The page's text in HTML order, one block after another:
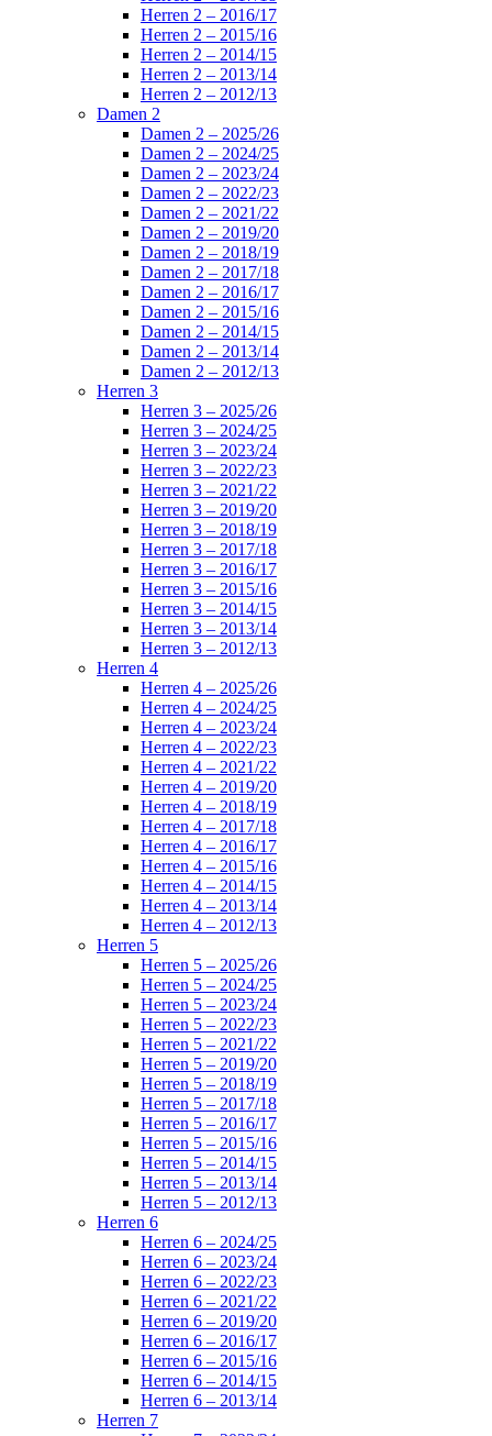
Herren 2 – 2016/17
Herren 2 – 2015/16
Herren 2 – 2014/15
Herren 2 – 2013/14
Herren 2 – 2012/13
Damen 2
Damen 2 – 2025/26
Damen 2 – 2024/25
Damen 2 – 2023/24
Damen 2 – 2022/23
Damen 2 – 2021/22
Damen 2 – 2019/20
Damen 2 – 2018/19
Damen 2 – 2017/18
Damen 2 – 2016/17
Damen 2 – 2015/16
Damen 2 – 2014/15
Damen 2 – 2013/14
Damen 2 – 2012/13
Herren 3
Herren 3 – 2025/26
Herren 3 – 2024/25
Herren 3 – 2023/24
Herren 3 – 2022/23
Herren 3 – 2021/22
Herren 3 – 2019/20
Herren 3 – 2018/19
Herren 3 – 2017/18
Herren 3 – 2016/17
Herren 3 – 2015/16
Herren 3 – 2014/15
Herren 3 – 2013/14
Herren 3 – 2012/13
Herren 4
Herren 4 – 2025/26
Herren 4 – 2024/25
Herren 4 – 2023/24
Herren 4 – 2022/23
Herren 4 – 2021/22
Herren 4 – 2019/20
Herren 4 – 2018/19
Herren 4 – 2017/18
Herren 4 – 2016/17
Herren 4 – 2015/16
Herren 4 – 2014/15
Herren 4 – 2013/14
Herren 4 – 2012/13
Herren 5
Herren 5 – 2025/26
Herren 5 – 2024/25
Herren 5 – 2023/24
Herren 5 – 2022/23
Herren 5 – 2021/22
Herren 5 – 2019/20
Herren 5 – 2018/19
Herren 5 – 2017/18
Herren 5 – 2016/17
Herren 5 – 2015/16
Herren 5 – 2014/15
Herren 5 – 2013/14
Herren 5 – 2012/13
Herren 6
Herren 6 – 2024/25
Herren 6 – 2023/24
Herren 6 – 2022/23
Herren 6 – 2021/22
Herren 6 – 2019/20
Herren 6 – 2016/17
Herren 6 – 2015/16
Herren 6 – 2014/15
Herren 6 – 2013/14
Herren 7